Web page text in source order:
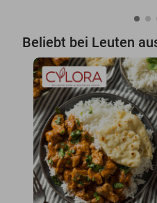
Beliebt bei Leuten